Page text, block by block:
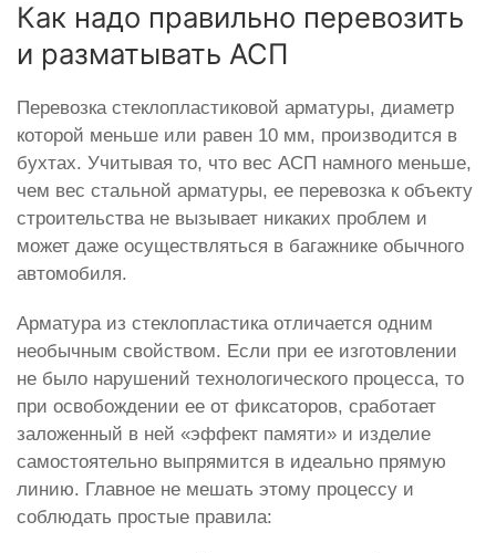
Как надо правильно перевозить
и разматывать АСП
Перевозка стеклопластиковой арматуры, диаметр
которой меньше или равен 10 мм, производится в
бухтах. Учитывая то, что вес АСП намного меньше,
чем вес стальной арматуры, ее перевозка к объекту
строительства не вызывает никаких проблем и
может даже осуществляться в багажнике обычного
автомобиля.
Арматура из стеклопластика отличается одним
необычным свойством. Если при ее изготовлении
не было нарушений технологического процесса, то
при освобождении ее от фиксаторов, сработает
заложенный в ней «эффект памяти» и изделие
самостоятельно выпрямится в идеально прямую
линию. Главное не мешать этому процессу и
соблюдать простые правила: